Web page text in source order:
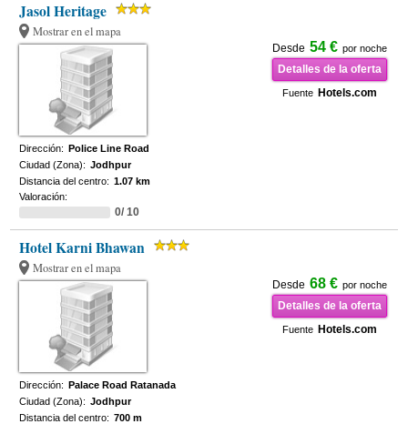
Jasol Heritage
Mostrar en el mapa
Desde 54 € por noche
Detalles de la oferta
Fuente Hotels.com
Dirección: Police Line Road
Ciudad (Zona): Jodhpur
Distancia del centro: 1.07 km
Valoración:
0/ 10
Hotel Karni Bhawan
Mostrar en el mapa
Desde 68 € por noche
Detalles de la oferta
Fuente Hotels.com
Dirección: Palace Road Ratanada
Ciudad (Zona): Jodhpur
Distancia del centro: 700 m